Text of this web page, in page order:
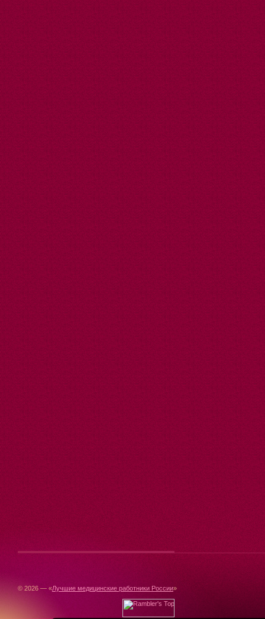
© 2026 — «Лучшие медицинские работники России»